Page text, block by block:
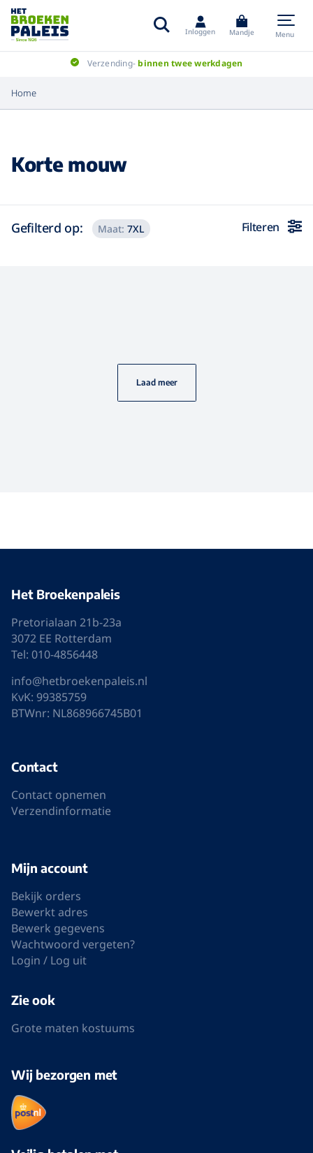
Inloggen Mandje Menu
Verzending- binnen twee werkdagen
Home
Korte mouw
Gefilterd op: Maat: 7XL Filteren
Laad meer
Het Broekenpaleis
Pretorialaan 21b-23a
3072 EE Rotterdam
Tel: 010-4856448
info@hetbroekenpaleis.nl
KvK: 99385759
BTWnr: NL868966745B01
Contact
Contact opnemen
Verzendinformatie
Mijn account
Bekijk orders
Bewerkt adres
Bewerk gegevens
Wachtwoord vergeten?
Login / Log uit
Zie ook
Grote maten kostuums
Wij bezorgen met